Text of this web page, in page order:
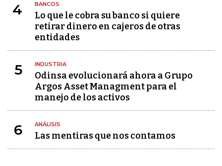
4 BANCOS
Lo que le cobra su banco si quiere
retirar dinero en cajeros de otras
entidades
5 INDUSTRIA
Odinsa evolucionará ahora a Grupo
Argos Asset Managment para el
manejo de los activos
6 ANÁLISIS
Las mentiras que nos contamos